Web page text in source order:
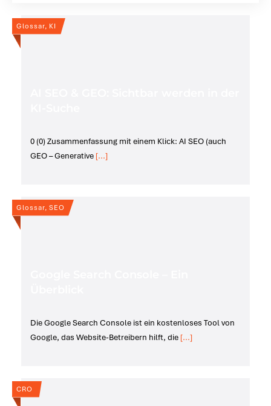
Glossar, KI
0 (0) Zusammenfassung mit einem Klick: AI SEO (auch
GEO – Generative [...]
Glossar, SEO
Die Google Search Console ist ein kostenloses Tool von
Google, das Website-Betreibern hilft, die [...]
CRO